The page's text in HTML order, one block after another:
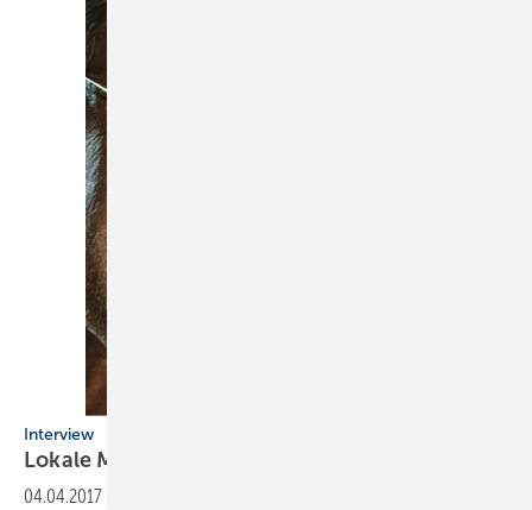
Interview
Lokale Marke werden und
04.04.2017